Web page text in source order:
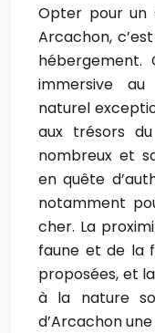
Opter pour un
Arcachon,
hébergement.
immersive
naturel
aux trésors
nombreux et
en quête
notamment
cher. La
faune et de la
proposées, et
à la nature
d’Arcachon